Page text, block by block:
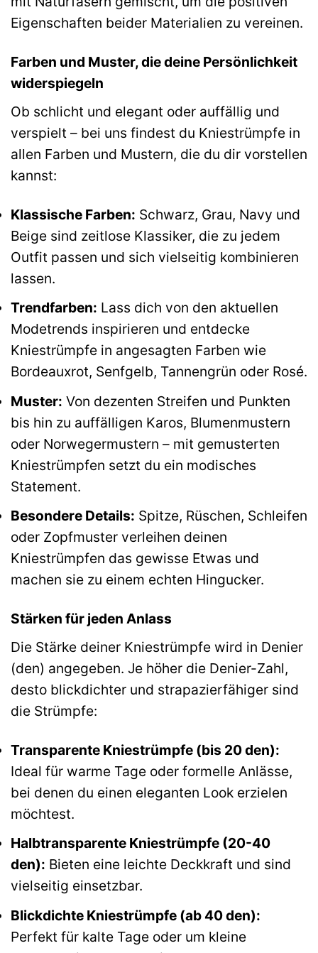
Eigenschaften beider Materialien zu vereinen.
Farben und Muster, die deine Persönlichkeit
widerspiegeln
Ob schlicht und elegant oder auffällig und
verspielt – bei uns findest du Kniestrümpfe in
allen Farben und Mustern, die du dir vorstellen
kannst:
Klassische Farben: Schwarz, Grau, Navy und
Beige sind zeitlose Klassiker, die zu jedem
Outfit passen und sich vielseitig kombinieren
lassen.
Trendfarben: Lass dich von den aktuellen
Modetrends inspirieren und entdecke
Kniestrümpfe in angesagten Farben wie
Bordeauxrot, Senfgelb, Tannengrün oder Rosé.
Muster: Von dezenten Streifen und Punkten
bis hin zu auffälligen Karos, Blumenmustern
oder Norwegermustern – mit gemusterten
Kniestrümpfen setzt du ein modisches
Statement.
Besondere Details: Spitze, Rüschen, Schleifen
oder Zopfmuster verleihen deinen
Kniestrümpfen das gewisse Etwas und
machen sie zu einem echten Hingucker.
Stärken für jeden Anlass
Die Stärke deiner Kniestrümpfe wird in Denier
(den) angegeben. Je höher die Denier-Zahl,
desto blickdichter und strapazierfähiger sind
die Strümpfe:
Transparente Kniestrümpfe (bis 20 den):
Ideal für warme Tage oder formelle Anlässe,
bei denen du einen eleganten Look erzielen
möchtest.
Halbtransparente Kniestrümpfe (20-40
den): Bieten eine leichte Deckkraft und sind
vielseitig einsetzbar.
Blickdichte Kniestrümpfe (ab 40 den):
Perfekt für kalte Tage oder um kleine